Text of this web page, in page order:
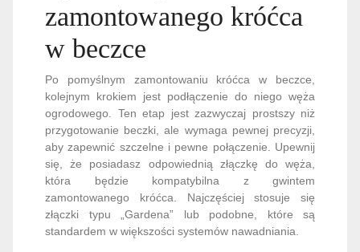
zamontowanego króćca
w beczce
Po pomyślnym zamontowaniu króćca w beczce,
kolejnym krokiem jest podłączenie do niego węża
ogrodowego. Ten etap jest zazwyczaj prostszy niż
przygotowanie beczki, ale wymaga pewnej precyzji,
aby zapewnić szczelne i pewne połączenie. Upewnij
się, że posiadasz odpowiednią złączkę do węża,
która będzie kompatybilna z gwintem
zamontowanego króćca. Najczęściej stosuje się
złączki typu „Gardena” lub podobne, które są
standardem w większości systemów nawadniania.